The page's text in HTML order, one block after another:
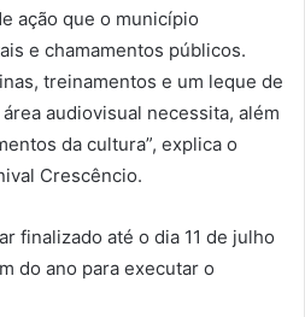
ação que o município
e chamamentos públicos.
treinamentos e um leque de
audiovisual necessita, além
da cultura”, explica o
Crescêncio.
finalizado até o dia 11 de julho
do ano para executar o